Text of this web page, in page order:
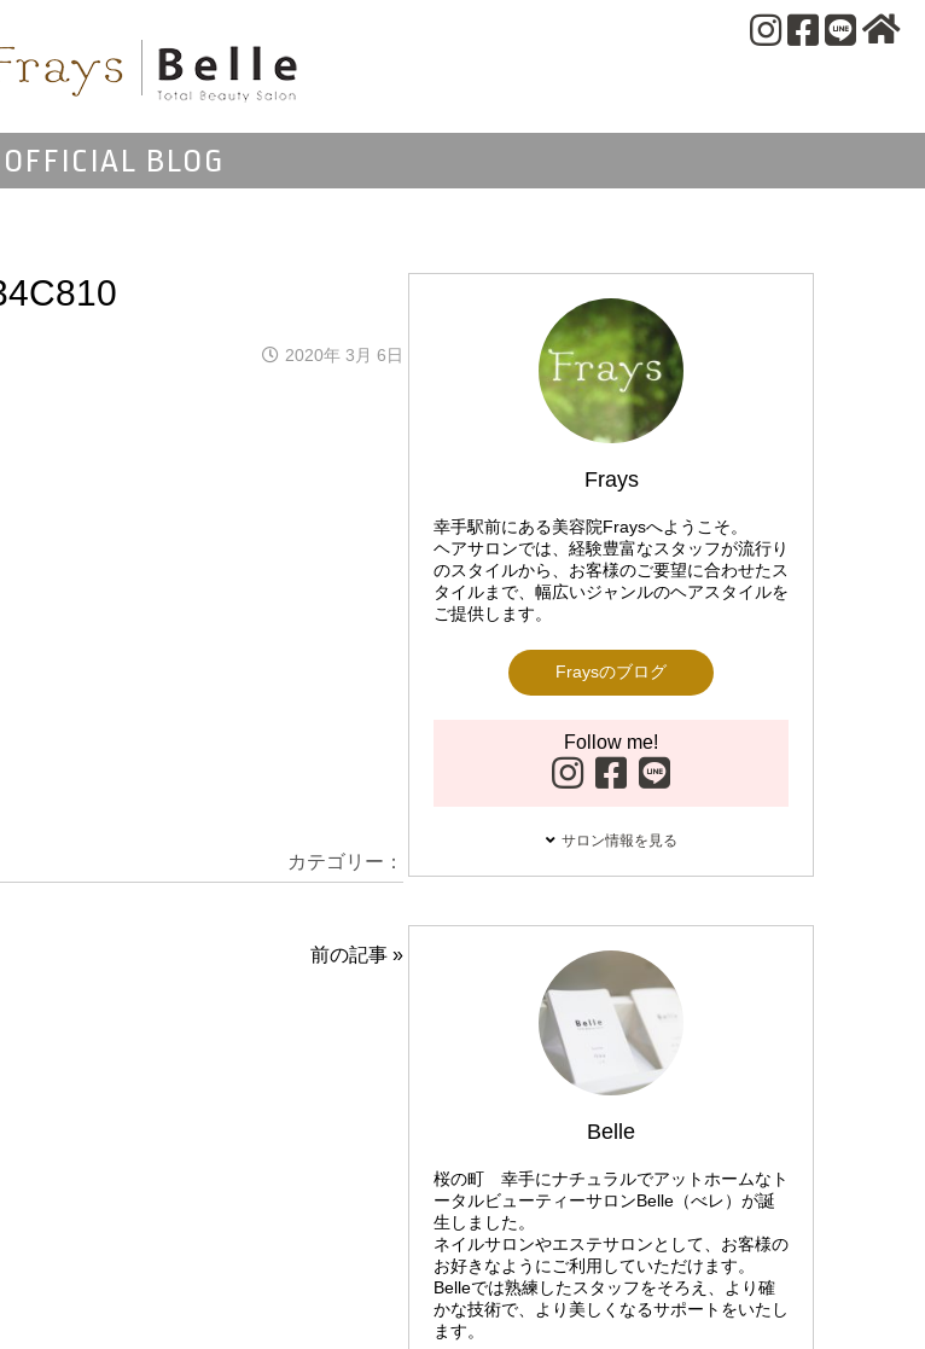
OFFICIAL BLOG
2020年 3月 6日
カテゴリー：
前の記事 »
Frays
幸手駅前にある美容院Fraysへようこそ。
ヘアサロンでは、経験豊富なスタッフが流行り
のスタイルから、お客様のご要望に合わせたス
タイルまで、幅広いジャンルのヘアスタイルを
ご提供します。
Fraysのブログ
Follow me!
サロン情報を見る
Belle
桜の町 幸手にナチュラルでアットホームなト
ータルビューティーサロンBelle（べレ）が誕
生しました。
ネイルサロンやエステサロンとして、お客様の
お好きなようにご利用していただけます。
Belleでは熟練したスタッフをそろえ、より確
かな技術で、より美しくなるサポートをいたし
ます。